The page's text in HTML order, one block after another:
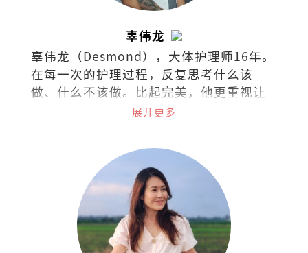
辜伟龙
辜伟龙（Desmond），大体护理师16年。
在每一次的护理过程，反复思考什么该
做、什么不该做。比起完美，他更重视让
逝者保有最熟悉的模样，在克制与取舍之
展开更多